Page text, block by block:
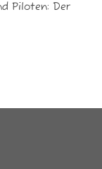
Piloten: Der